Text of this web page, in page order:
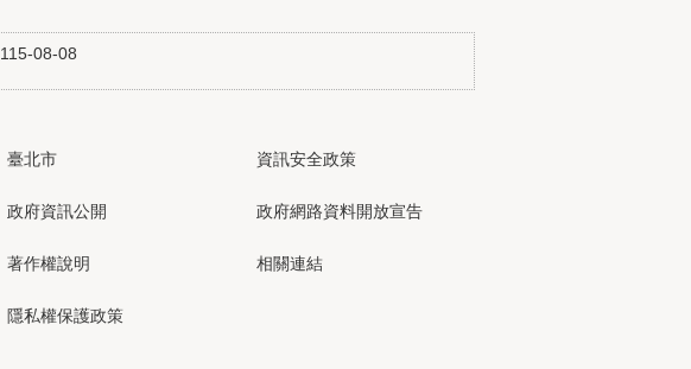
115-08-08
臺北市
政府資訊公開
著作權說明
隱私權保護政策
資訊安全政策
政府網路資料開放宣告
相關連結